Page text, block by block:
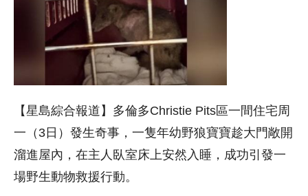
【星島綜合報道】多倫多Christie Pits區一間住宅周
一（3日）發生奇事，一隻年幼野狼寶寶趁大門敞開
溜進屋內，在主人臥室床上安然入睡，成功引發一
場野生動物救援行動。